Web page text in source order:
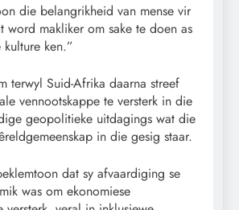
die belangrikheid van mense vir
word makliker om sake te doen as
ken.”
terwyl Suid-Afrika daarna streef
vennootskappe te versterk in die
geopolitieke uitdagings wat die
in die gesig staar.
dat sy afvaardiging se
was om ekonomiese